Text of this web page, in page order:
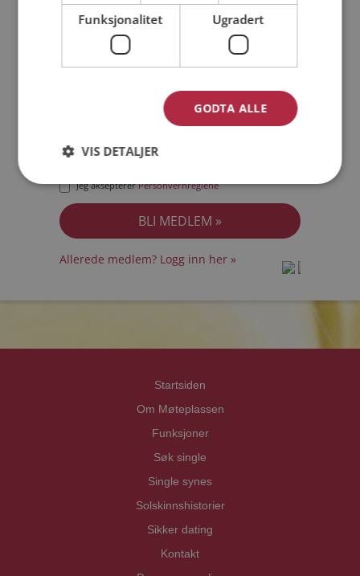
Jeg akseptererPersonvernreglene
Allerede medlem? Logg inn her »
Startsiden
Om Møteplassen
Funksjoner
Søk single
Single synes
Solskinnshistorier
Sikker dating
Kontakt
Funksjonalitet Ugradert
GODTA ALLE
VIS DETALJER